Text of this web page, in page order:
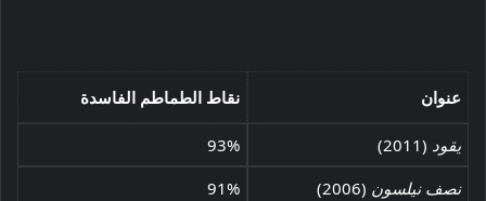
عنوان نقاط الطماطم الفاسدة
يقود (2011)
93%
نصف نيلسون (2006)
91%